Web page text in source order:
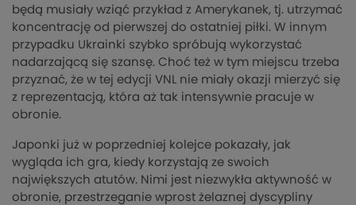
będą musiały wziąć przykład z Amerykanek, tj. utrzymać
koncentrację od pierwszej do ostatniej piłki. W innym
przypadku Ukrainki szybko spróbują wykorzystać
nadarzającą się szansę. Choć też w tym miejscu trzeba
przyznać, że w tej edycji VNL nie miały okazji mierzyć się
z reprezentacją, która aż tak intensywnie pracuje w
obronie.
Japonki już w poprzedniej kolejce pokazały, jak
wygląda ich gra, kiedy korzystają ze swoich
największych atutów. Nimi jest niezwykła aktywność w
obronie, przestrzeganie wprost żelaznej dyscypliny